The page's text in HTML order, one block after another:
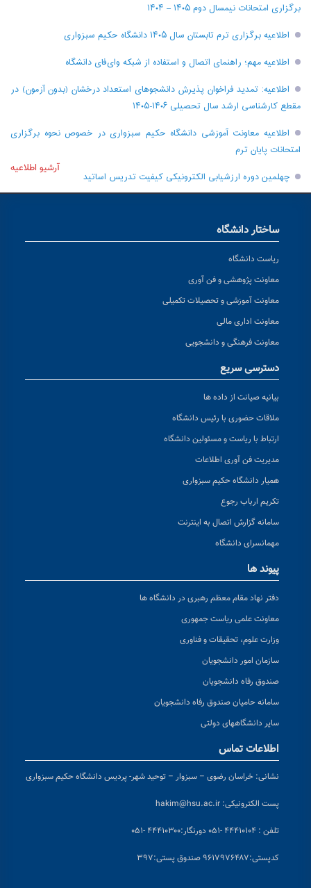
برگزاری امتحانات نیمسال دوم ۱۴۰۵ – ۱۴۰۴
اطلاعیه برگزاری ترم تابستان سال ۱۴۰۵ دانشگاه حکیم سبزواری
اطلاعیه مهم؛ راهنمای اتصال و استفاده از شبکه وای‌فای دانشگاه
اطلاعیه: تمدید فراخوان پذیرش دانشجو‌های استعداد درخشان (بدون آزمون) در
مقطع کارشناسی ارشد سال تحصیلی ۱۴۰۶-۱۴۰۵
اطلاعیه معاونت آموزشی دانشگاه حکیم سبزواری در خصوص نحوه برگزاری
امتحانات پایان ترم
چهلمین دوره ارزشیابی الکترونیکی کیفیت تدریس اساتید
آرشیو اطلاعیه
ساختار دانشگاه
ریاست دانشگاه
معاونت پژوهشی و فن آوری
معاونت آموزشی و تحصیلات تکمیلی
معاونت اداری مالی
معاونت فرهنگی و دانشجویی
دسترسی سریع
بیانیه صیانت از داده ها
ملاقات حضوری با رئیس دانشگاه
ارتباط با ریاست و مسئولین دانشگاه
مدیریت فن آوری اطلاعات
همیار دانشگاه حکیم سبزواری
تکریم ارباب رجوع
سامانه گزارش اتصال به اینترنت
مهمانسرای دانشگاه
پیوند ها
دفتر نهاد مقام معظم رهبری در دانشگاه ها
معاونت علمی ریاست جمهوری
وزارت علوم، تحقیقات و فناوری
سازمان امور دانشجویان
صندوق رفاه دانشجویان
سامانه حامیان صندوق رفاه دانشجویان
سایر دانشگاههای دولتی
اطلاعات تماس
نشانی: خراسان رضوی – سبزوار – توحید شهر- پردیس دانشگاه حکیم سبزواری
پست الکترونیکی: hakim@hsu.ac.ir
تلفن : ۴۴۴۱۰۱۰۴ -۰۵۱ دورنگار:۴۴۴۱۰۳۰۰ -۰۵۱
کدپستی:۹۶۱۷۹۷۶۴۸۷ صندوق پستی:۳۹۷